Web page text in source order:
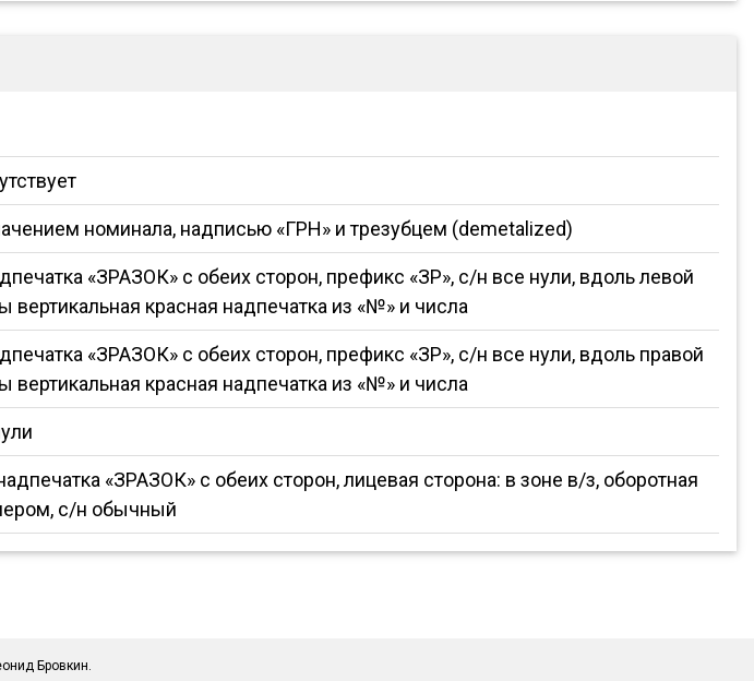
номинала, надписью «ГРН» и трезубцем (demetalized)
«ЗРАЗОК» с обеих сторон, префикс «ЗР», с/н все нули, вдоль левой
вертикальная красная надпечатка из «№» и числа
«ЗРАЗОК» с обеих сторон, префикс «ЗР», с/н все нули, вдоль правой
вертикальная красная надпечатка из «№» и числа
«ЗРАЗОК» с обеих сторон, лицевая сторона: в зоне в/з, оборотная
с/н обычный
Бровкин.